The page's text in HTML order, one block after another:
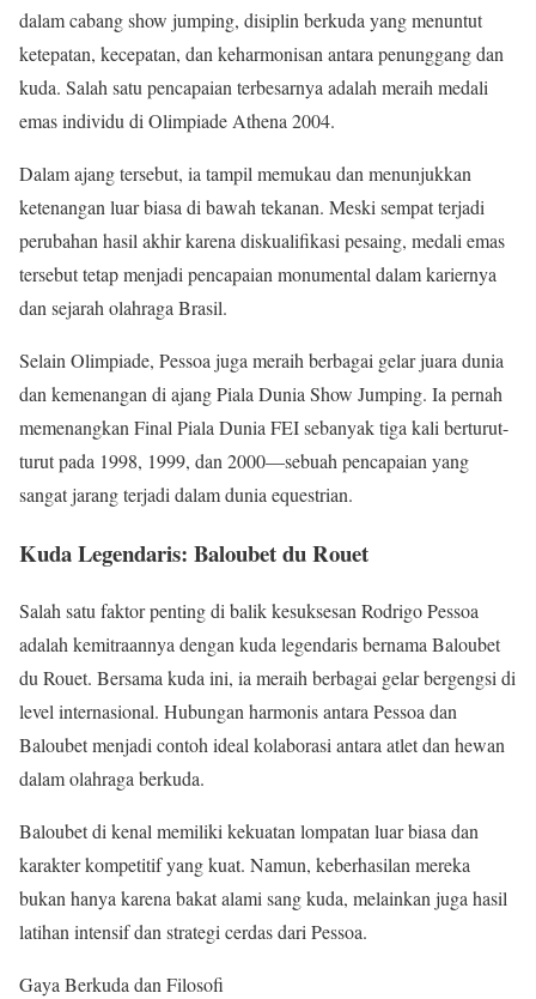
dalam cabang show jumping, disiplin berkuda yang menuntut
ketepatan, kecepatan, dan keharmonisan antara penunggang dan
kuda. Salah satu pencapaian terbesarnya adalah meraih medali
emas individu di Olimpiade Athena 2004.
Dalam ajang tersebut, ia tampil memukau dan menunjukkan
ketenangan luar biasa di bawah tekanan. Meski sempat terjadi
perubahan hasil akhir karena diskualifikasi pesaing, medali emas
tersebut tetap menjadi pencapaian monumental dalam kariernya
dan sejarah olahraga Brasil.
Selain Olimpiade, Pessoa juga meraih berbagai gelar juara dunia
dan kemenangan di ajang Piala Dunia Show Jumping. Ia pernah
memenangkan Final Piala Dunia FEI sebanyak tiga kali berturut-
turut pada 1998, 1999, dan 2000—sebuah pencapaian yang
sangat jarang terjadi dalam dunia equestrian.
Kuda Legendaris: Baloubet du Rouet
Salah satu faktor penting di balik kesuksesan Rodrigo Pessoa
adalah kemitraannya dengan kuda legendaris bernama Baloubet
du Rouet. Bersama kuda ini, ia meraih berbagai gelar bergengsi di
level internasional. Hubungan harmonis antara Pessoa dan
Baloubet menjadi contoh ideal kolaborasi antara atlet dan hewan
dalam olahraga berkuda.
Baloubet di kenal memiliki kekuatan lompatan luar biasa dan
karakter kompetitif yang kuat. Namun, keberhasilan mereka
bukan hanya karena bakat alami sang kuda, melainkan juga hasil
latihan intensif dan strategi cerdas dari Pessoa.
Gaya Berkuda dan Filosofi